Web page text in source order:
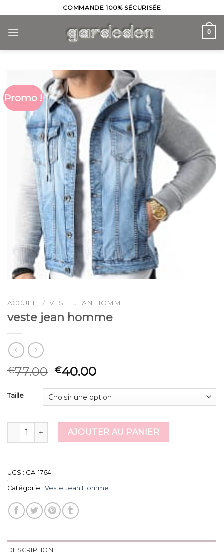
to
content
COMMANDE 100% SÉCURISÉE
0
Promo !
ACCUEIL / VESTE JEAN HOMME
veste jean homme
€77.00 €40.00
Taille
quantité de veste jean homme
AJOUTER AU PANIER
UGS : GA-1764
Catégorie : Veste Jean Homme
DESCRIPTION